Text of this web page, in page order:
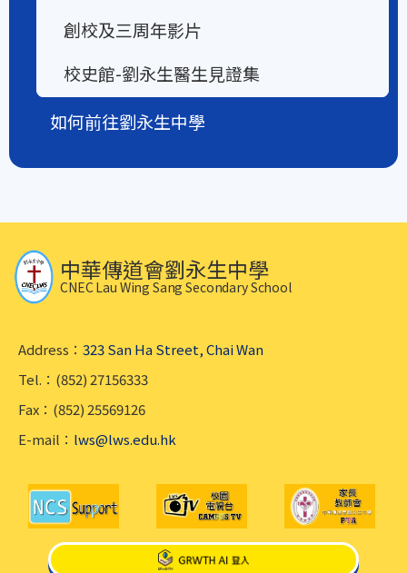
創校及三周年影片
校史館-劉永生醫生見證集
如何前往劉永生中學
中華傳道會劉永生中學
CNEC Lau Wing Sang Secondary School
Address： 323 San Ha Street, Chai Wan
Tel.：(852) 27156333
Fax：(852) 25569126
E-mail： lws@lws.edu.hk